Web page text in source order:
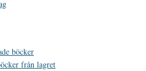
böcker
från lagret